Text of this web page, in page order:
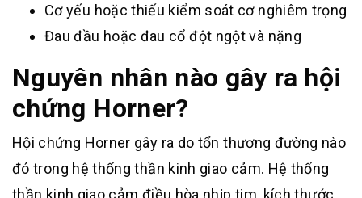
Cơ yếu hoặc thiếu kiểm soát cơ nghiêm trọng
Đau đầu hoặc đau cổ đột ngột và nặng
Nguyên nhân nào gây ra hội
chứng Horner?
Hội chứng Horner gây ra do tổn thương đường nào
đó trong hệ thống thần kinh giao cảm. Hệ thống
thần kinh giao cảm điều hòa nhịp tim, kích thước